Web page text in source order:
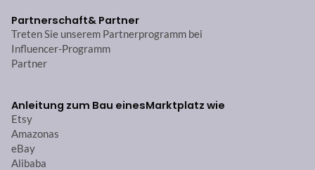
Partnerschaft& Partner
Treten Sie unserem Partnerprogramm bei
Influencer-Programm
Partner
Anleitung zum Bau einesMarktplatz wie
Etsy
Amazonas
eBay
Alibaba